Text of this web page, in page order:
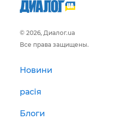
© 2026, Диалог.ua
Все права защищены.
Новини
расія
Блоги